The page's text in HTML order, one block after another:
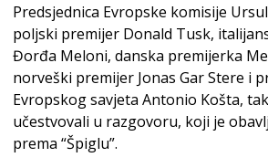
Predsjednica Evropske komisije
poljski premijer Donald Tusk,
Đorđa Meloni, danska premijerka
norveški premijer Jonas Gar Stere i
Evropskog savjeta Antonio Košta,
učestvovali u razgovoru, koji je
prema “Špiglu”.